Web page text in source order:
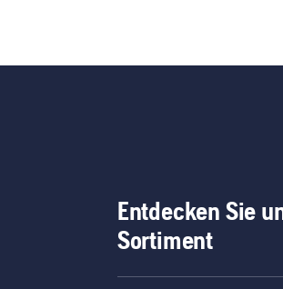
Entdecken Sie
Sortiment